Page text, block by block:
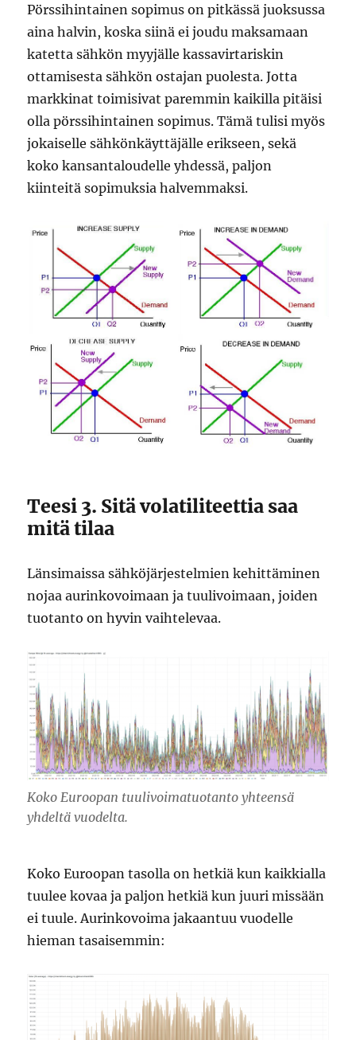
Pörssihintainen sopimus on pitkässä juoksussa
aina halvin, koska siinä ei joudu maksamaan
katetta sähkön myyjälle kassavirtariskin
ottamisesta sähkön ostajan puolesta. Jotta
markkinat toimisivat paremmin kaikilla pitäisi
olla pörssihintainen sopimus. Tämä tulisi myös
jokaiselle sähkönkäyttäjälle erikseen, sekä
koko kansantaloudelle yhdessä, paljon
kiinteitä sopimuksia halvemmaksi.
Teesi 3. Sitä volatiliteettia saa
mitä tilaa
Länsimaissa sähköjärjestelmien kehittäminen
nojaa aurinkovoimaan ja tuulivoimaan, joiden
tuotanto on hyvin vaihtelevaa.
Koko Euroopan tuulivoimatuotanto yhteensä
yhdeltä vuodelta.
Koko Euroopan tasolla on hetkiä kun kaikkialla
tuulee kovaa ja paljon hetkiä kun juuri missään
ei tuule. Aurinkovoima jakaantuu vuodelle
hieman tasaisemmin: